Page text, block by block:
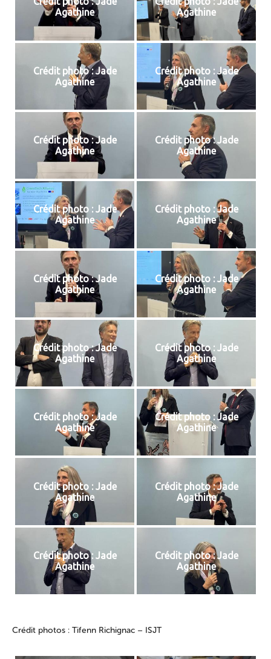
Agathine
Agathine
Crédit photo : Jade
Agathine
Crédit photo : Jade
Agathine
Crédit photo : Jade
Agathine
Crédit photo : Jade
Agathine
Crédit photo : Jade
Agathine
Crédit photo : Jade
Agathine
Crédit photo : Jade
Agathine
Crédit photo : Jade
Agathine
Crédit photo : Jade
Agathine
Crédit photo : Jade
Agathine
Crédit photo : Jade
Agathine
Crédit photo : Jade
Agathine
Crédit photo : Jade
Agathine
Crédit photo : Jade
Agathine
Crédit photo : Jade
Agathine
Crédit photo : Jade
Agathine
Crédit photos : Tifenn Richignac – ISJT